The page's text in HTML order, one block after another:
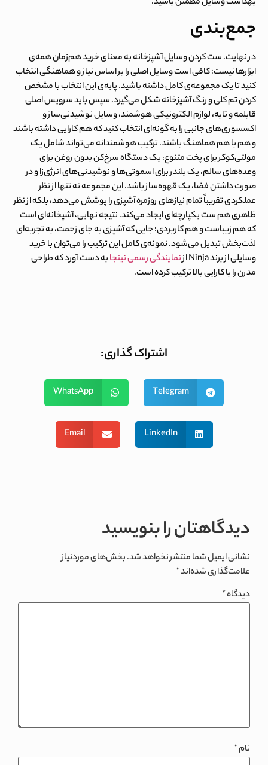
جمع‌بندی
در نهایت، ست کردن وسایل آشپزخانه به معنای خرید هم‌زمان همه‌ی
ابزارها نیست؛ کافی است وسایل اصلی را بر اساس نیاز و هماهنگی انتخاب
کنید تا یک مجموعه‌ی کامل داشته باشید. پایه‌ی این انتخاب با مشخص
کردن تم کلی و رنگ آشپزخانه شکل می‌گیرد، سپس باید سرویس اصلی
قابلمه و تابه، لوازم الکترونیکی هوشمند، وسایل نوشیدنی‌ساز و
اکسسوری‌های جانبی را به گونه‌ای انتخاب کنید که هم کارایی داشته باشند
و هم با هم هماهنگ باشند. ترکیب هوشمندانه می‌تواند شامل یک
مولتی‌کوکر برای پخت متنوع، یک دستگاه سرخ‌کن بدون روغن برای
وعده‌های سالم، یک بلندر برای اسموتی‌ها و نوشیدنی‌های انرژی‌زا و در
صورت داشتن فضا، یک قهوه‌ساز باشد. این مجموعه نه تنها از نظر
عملکردی تقریباً تمام نیازهای روزمره آشپزی را پوشش می‌دهد، بلکه از نظر
ظاهری هم ست یکپارچه‌ای ایجاد می‌کند. نتیجه نهایی، آشپخانه‌ای است
که هم زیباست و هم کاربردی؛ جایی که آشپزی به جای زحمت، به تجربه‌ای
لذت‌بخش تبدیل می‌شود. نمونه‌ی کامل این ترکیب را می‌توان با خرید
وسایلی از برندNinjaازنمایندگی رسمی نینجابه دست آورد که طراحی
مدرن را با کارایی بالا ترکیب کرده است.
اشتراک گذاری:
Telegram
WhatsApp
LinkedIn
Email
دیدگاهتان را بنویسید
نشانی ایمیل شما منتشر نخواهد شد.بخش‌های موردنیاز
علامت‌گذاری شده‌اند*
دیدگاه*
نام*